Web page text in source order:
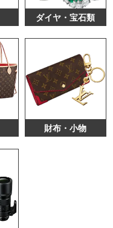
ダイヤ・宝石類
財布・小物